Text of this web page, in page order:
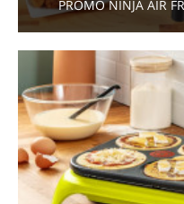
PROMO NINJA AIR